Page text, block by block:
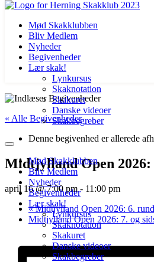
Videre
indhold
Mød Skakklubben
Bliv Medlem
Nyheder
Begivenheder
Lær skak!
Lynkursus
Skaknotation
Skakuret
Danske videoer
Skakbegreber
Mød Skakklubben
Bliv Medlem
Nyheder
Begivenheder
Lær skak!
Lynkursus
Skaknotation
Skakuret
Danske videoer
Skakbegreber
« Alle Begivenheder
Denne begivenhed er allerede
Midtjylland Open
april 16 @ 7:00 pm - 11:00 pm
«Midtjylland Open 2026: 6.
Midtjylland Open 2026: 7. og